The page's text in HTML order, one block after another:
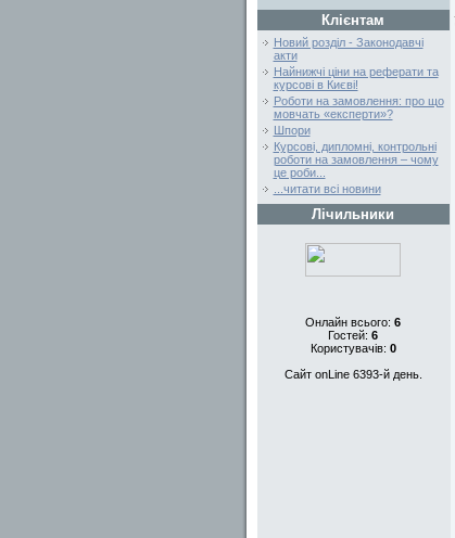
Клієнтам
Новий розділ - Законодавчі
акти
Найнижчі ціни на реферати та
курсові в Києві!
Роботи на замовлення: про що
мовчать «експерти»?
Шпори
Курсові, дипломні, контрольні
роботи на замовлення – чому
це роби...
...читати всі новини
Лічильники
Онлайн всього: 6
Гостей: 6
Користувачів: 0
Сайт onLine 6393-й день.